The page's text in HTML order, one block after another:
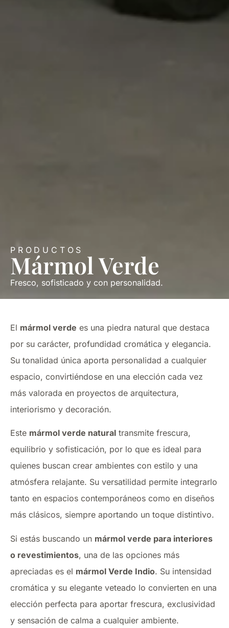
PRODUCTOS
Mármol Verde
Fresco, sofisticado y con personalidad.
El mármol verde es una piedra natural que destaca
por su carácter, profundidad cromática y elegancia.
Su tonalidad única aporta personalidad a cualquier
espacio, convirtiéndose en una elección cada vez
más valorada en proyectos de arquitectura,
interiorismo y decoración.
Este mármol verde natural transmite frescura,
equilibrio y sofisticación, por lo que es ideal para
quienes buscan crear ambientes con estilo y una
atmósfera relajante. Su versatilidad permite integrarlo
tanto en espacios contemporáneos como en diseños
más clásicos, siempre aportando un toque distintivo.
Si estás buscando un mármol verde para interiores
o revestimientos, una de las opciones más
apreciadas es el mármol Verde Indio. Su intensidad
cromática y su elegante veteado lo convierten en una
elección perfecta para aportar frescura, exclusividad
y sensación de calma a cualquier ambiente.